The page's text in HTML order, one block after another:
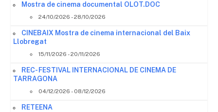
Mostra de cinema documental OLOT.DOC
24/10/2026 - 28/10/2026
CINEBAIX Mostra de cinema internacional del Baix
Llobregat
15/11/2026 - 20/11/2026
REC- FESTIVAL INTERNACIONAL DE CINEMA DE
TARRAGONA
04/12/2026 - 08/12/2026
RETEENA